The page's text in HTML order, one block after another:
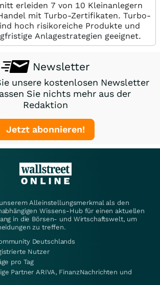
erleiden 7 von 10 Kleinanlegern
mit Turbo-Zertifikaten. Turbo-
hoch risikoreiche Produkte und
Anlagestrategien geeignet.
Newsletter
unsere kostenlosen Newsletter
Sie nichts mehr aus der
Redaktion
Jetzt abonnieren!
Alleinstellungsmerkmal als den
Wissens-Hub für einen aktuellen
in die Börsen- und Wirtschaftswelt, um
zu treffen.
Deutschlands
Nutzer
pro Tag
Partner ARIVA, FinanzNachrichten und